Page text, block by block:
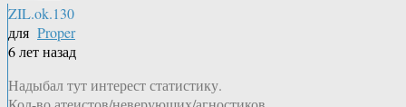
ZIL.ok.130
для Proper
6 лет назад
Надыбал тут интерест статистику.